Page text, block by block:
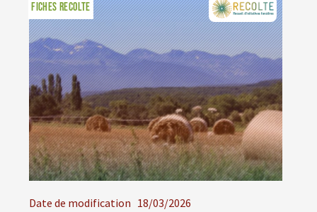
Date de modification 18/03/2026
FICHES RECOLTE